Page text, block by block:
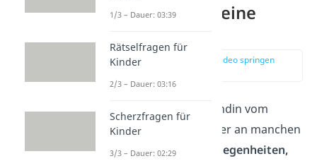
Wo findest du eine
zur Stelle im Video springen
Es ist noch keine Freundin vom
Himmel gefallen — aber an manchen
Ortengibt es gute Gelegenheiten,
1/3 – Dauer: 03:39
Rätselfragen für
Kinder
2/3 – Dauer: 03:16
Scherzfragen für
Kinder
3/3 – Dauer: 02:29